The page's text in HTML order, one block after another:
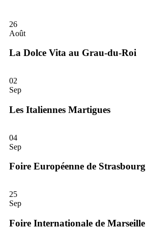
26
Août
La Dolce Vita au Grau-du-Roi
02
Sep
Les Italiennes Martigues
04
Sep
Foire Européenne de Strasbourg
25
Sep
Foire Internationale de Marseille